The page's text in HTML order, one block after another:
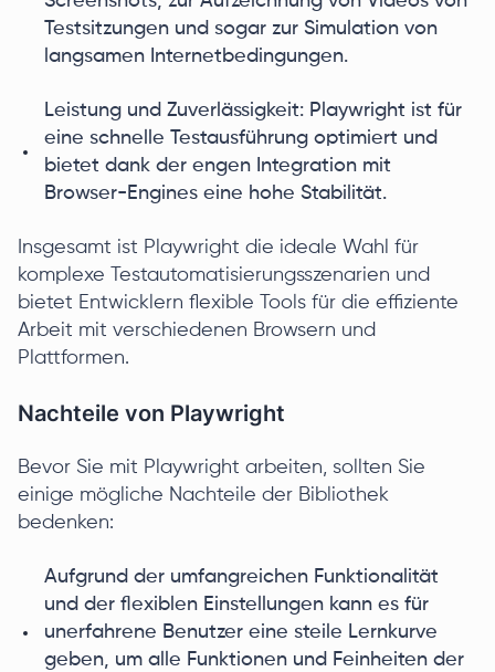
Testsitzungen und sogar zur Simulation von
langsamen Internetbedingungen.
Leistung und Zuverlässigkeit: Playwright ist für
eine schnelle Testausführung optimiert und
bietet dank der engen Integration mit
Browser-Engines eine hohe Stabilität.
Insgesamt ist Playwright die ideale Wahl für
komplexe Testautomatisierungsszenarien und
bietet Entwicklern flexible Tools für die effiziente
Arbeit mit verschiedenen Browsern und
Plattformen.
Nachteile von Playwright
Bevor Sie mit Playwright arbeiten, sollten Sie
einige mögliche Nachteile der Bibliothek
bedenken:
Aufgrund der umfangreichen Funktionalität
und der flexiblen Einstellungen kann es für
unerfahrene Benutzer eine steile Lernkurve
geben, um alle Funktionen und Feinheiten der